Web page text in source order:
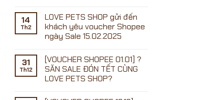
bình
luận
ở
ĐẦU
THÁNG
01.07
–
SĂN
14
Th2
LOVE PETS SHOP gửi đến
khách yêu voucher Shopee
ngày Sale 15.02.2025
bình
luận
ở
LOVE
31
Th12
[VOUCHER SHOPEE 01.01] ?
SĂN SALE ĐÓN TẾT CÙNG
LOVE PETS SHOP?